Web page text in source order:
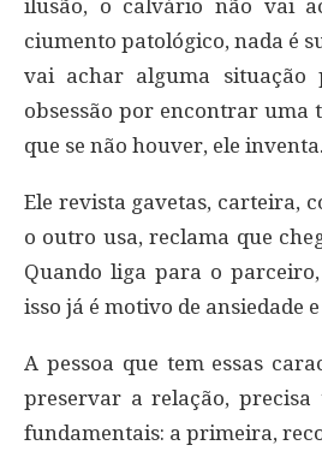
ilusão, o calvário não vai
ciumento patológico, nada é
vai achar alguma situação
obsessão por encontrar uma
que se não houver, ele inventa.
Ele revista gavetas, carteira,
o outro usa, reclama que
Quando liga para o parceiro,
isso já é motivo de ansiedade
A pessoa que tem essas
preservar a relação,
fundamentais: a primeira,